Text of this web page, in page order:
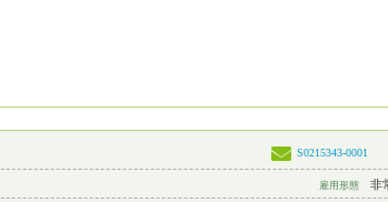
S0215343-0001
雇用形態